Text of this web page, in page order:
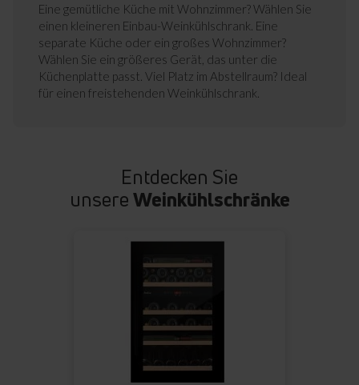
Eine gemütliche Küche mit Wohnzimmer? Wählen Sie
einen kleineren Einbau-Weinkühlschrank. Eine
separate Küche oder ein großes Wohnzimmer?
Wählen Sie ein größeres Gerät, das unter die
Küchenplatte passt. Viel Platz im Abstellraum? Ideal
für einen freistehenden Weinkühlschrank.
Entdecken Sie
unsereWeinkühlschränke